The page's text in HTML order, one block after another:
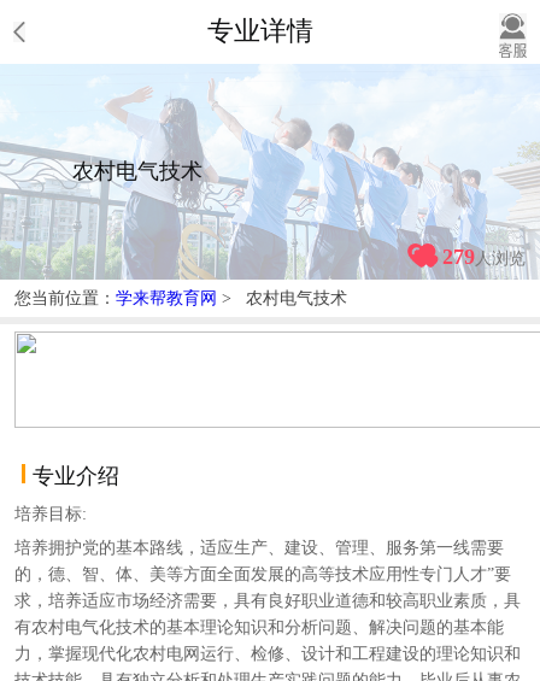
专业详情
农村电气技术
279人浏览
您当前位置： 学来帮教育网 > 农村电气技术
专业介绍
培养目标:
培养拥护党的基本路线，适应生产、建设、管理、服务第一线需要
的，德、智、体、美等方面全面发展的高等技术应用性专门人才”要
求，培养适应市场经济需要，具有良好职业道德和较高职业素质，具
有农村电气化技术的基本理论知识和分析问题、解决问题的基本能
力，掌握现代化农村电网运行、检修、设计和工程建设的理论知识和